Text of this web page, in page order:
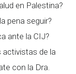
en Palestina?
pena seguir?
ante la CIJ?
de la
con la Dra.